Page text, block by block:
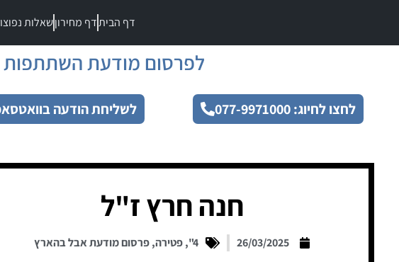
דף הביתדף מחירוןשאלות
לפרסום מודעת
לחצו לחיוג: 077-9971000 לשליחת הודעה
חנה חרץ ז"ל
26/03/2025
4"
,פטירה,פרסום מודעת אבל בהארץ